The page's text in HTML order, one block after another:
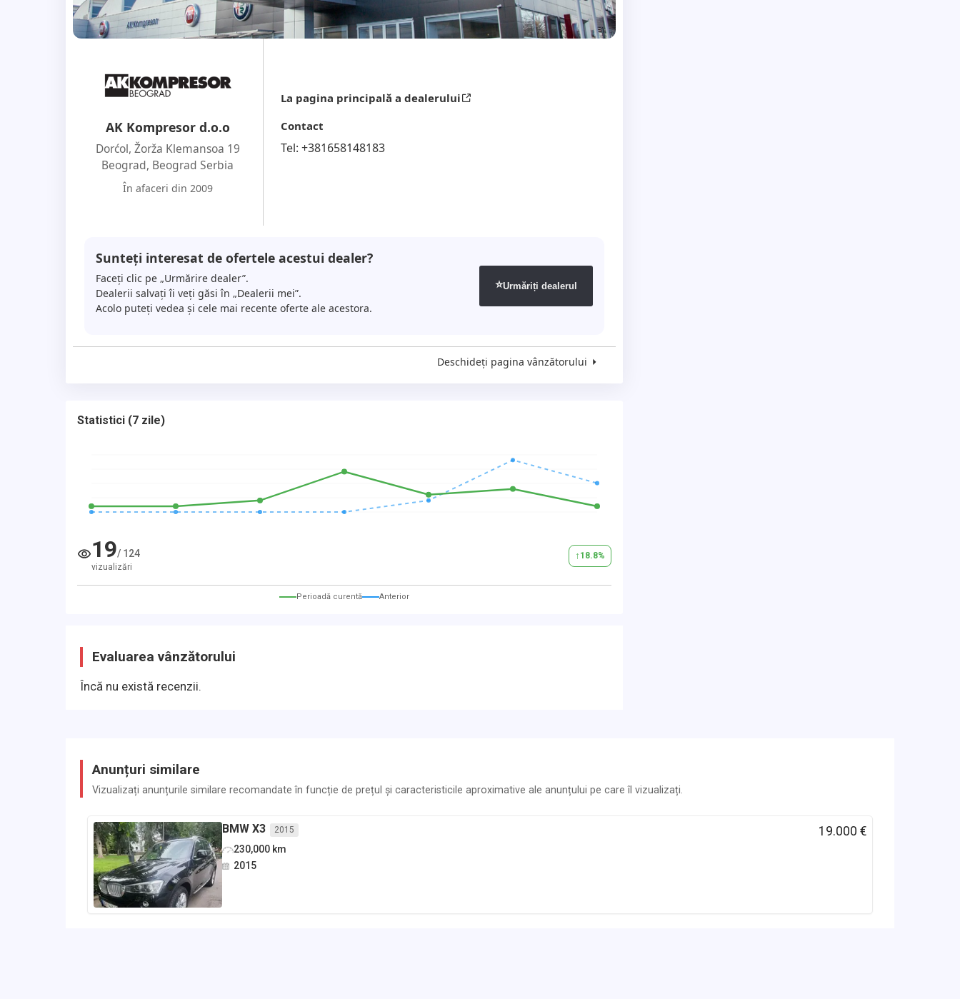
AK Kompresor d.o.o
Dorćol, Žorža Klemansoa 19
Beograd, Beograd Serbia
În afaceri din 2009
La pagina principală a dealerului
Contact
Tel: +381658148183
Sunteți interesat de ofertele acestui dealer?
Faceți clic pe „Urmărire dealer”.
Dealerii salvați îi veți găsi în „Dealerii mei”.
Acolo puteți vedea și cele mai recente oferte ale acestora.
⭐Urmăriți dealerul
Deschideți pagina vânzătorului
Statistici (7 zile)
19/ 124
vizualizări
↑ 18.8%
Perioadă curentă Anterior
Evaluarea vânzătorului
Încă nu există recenzii.
Anunțuri similare
Vizualizați anunțurile similare recomandate în funcție de prețul și caracteristicile aproximative ale anunțului pe care îl vizualizați.
BMW X3 2015 19.000 €
230,000 km
2015